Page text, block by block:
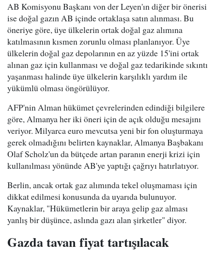
AB Komisyonu Başkanı von der Leyen'ın diğer bir önerisi
ise doğal gazın AB içinde ortaklaşa satın alınması. Bu
öneriye göre, üye ülkelerin ortak doğal gaz alımına
katılmasının kısmen zorunlu olması planlanıyor. Üye
ülkelerin doğal gaz depolarının en az yüzde 15'ini ortak
alınan gaz için kullanması ve doğal gaz tedarikinde sıkıntı
yaşanması halinde üye ülkelerin karşılıklı yardım ile
yükümlü olması öngörülüyor.
AFP'nin Alman hükümet çevrelerinden edindiği bilgilere
göre, Almanya her iki öneri için de açık olduğu mesajını
veriyor. Milyarca euro mevcutsa yeni bir fon oluşturmaya
gerek olmadığını belirten kaynaklar, Almanya Başbakanı
Olaf Scholz'un da bütçede artan paranın enerji krizi için
kullanılması yönünde AB'ye yaptığı çağrıyı hatırlatıyor.
Berlin, ancak ortak gaz alımında tekel oluşmaması için
dikkat edilmesi konusunda da uyarıda bulunuyor.
Kaynaklar, "Hükümetlerin bir araya gelip gaz alması
yanlış bir düşünce, aslında gazı alan şirketler" diyor.
Gazda tavan fiyat tartışılacak